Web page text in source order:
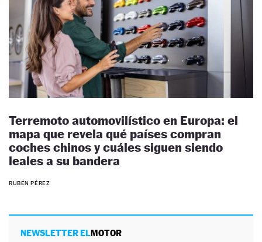
Terremoto automovilístico en Europa: el
mapa que revela qué países compran
coches chinos y cuáles siguen siendo
leales a su bandera
RUBÉN PÉREZ
NEWSLETTER ELMOTOR